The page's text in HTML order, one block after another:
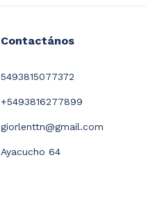
Contactános
5493815077372
+5493816277899
giorlenttn@gmail.com
Ayacucho 64